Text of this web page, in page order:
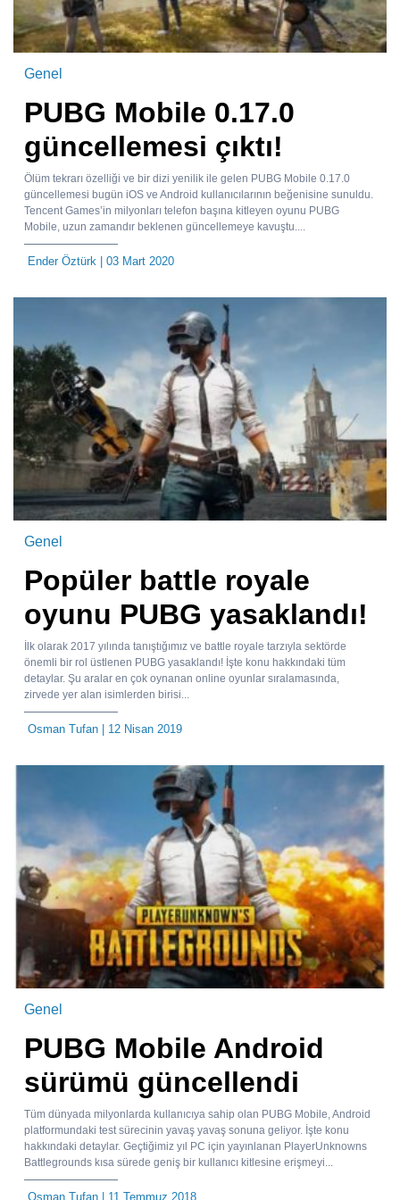
Genel
PUBG Mobile 0.17.0
güncellemesi çıktı!
Ölüm tekrarı özelliği ve bir dizi yenilik ile gelen PUBG Mobile 0.17.0
güncellemesi bugün iOS ve Android kullanıcılarının beğenisine sunuldu.
Tencent Games’in milyonları telefon başına kitleyen oyunu PUBG
Mobile, uzun zamandır beklenen güncellemeye kavuştu....
Ender Öztürk | 03 Mart 2020
Genel
Popüler battle royale
oyunu PUBG yasaklandı!
İlk olarak 2017 yılında tanıştığımız ve battle royale tarzıyla sektörde
önemli bir rol üstlenen PUBG yasaklandı! İşte konu hakkındaki tüm
detaylar. Şu aralar en çok oynanan online oyunlar sıralamasında,
zirvede yer alan isimlerden birisi...
Osman Tufan | 12 Nisan 2019
Genel
PUBG Mobile Android
sürümü güncellendi
Tüm dünyada milyonlarda kullanıcıya sahip olan PUBG Mobile, Android
platformundaki test sürecinin yavaş yavaş sonuna geliyor. İşte konu
hakkındaki detaylar. Geçtiğimiz yıl PC için yayınlanan PlayerUnknowns
Battlegrounds kısa sürede geniş bir kullanıcı kitlesine erişmeyi...
Osman Tufan | 11 Temmuz 2018